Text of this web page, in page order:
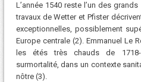
L’année 1540 reste l’un des
travaux de Wetter et Pfister
exceptionnelles, possiblement
Europe centrale (2). Emmanuel Le
les étés très chauds de
surmortalité, dans un contexte
nôtre (3).